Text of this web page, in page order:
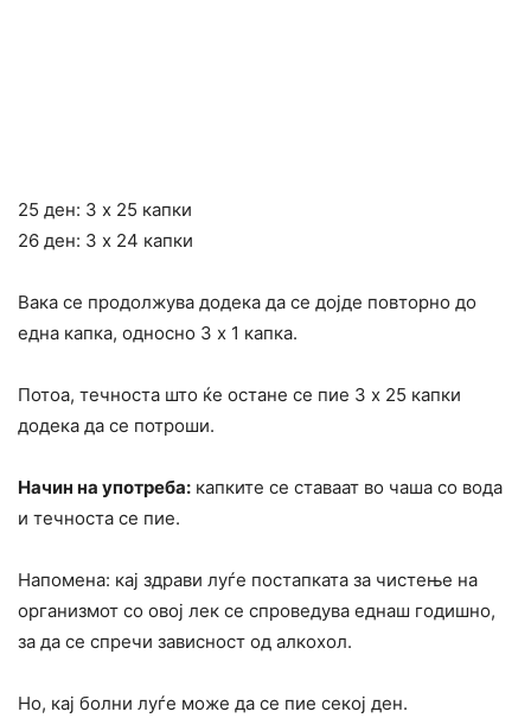
25 ден: 3 х 25 капки
26 ден: 3 х 24 капки
Вака се продолжува додека да се дојде повторно до
една капка, односно 3 х 1 капка.
Потоа, течноста што ќе остане се пие 3 х 25 капки
додека да се потроши.
Начин на употреба: капките се ставаат во чаша со вода
и течноста се пие.
Напомена: кај здрави луѓе постапката за чистење на
организмот со овој лек се спроведува еднаш годишно,
за да се спречи зависност од алкохол.
Но, кај болни луѓе може да се пие секој ден.